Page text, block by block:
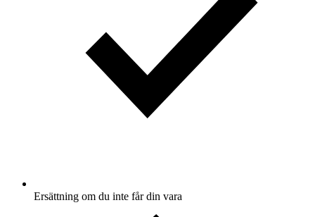
Ersättning om du inte får din vara